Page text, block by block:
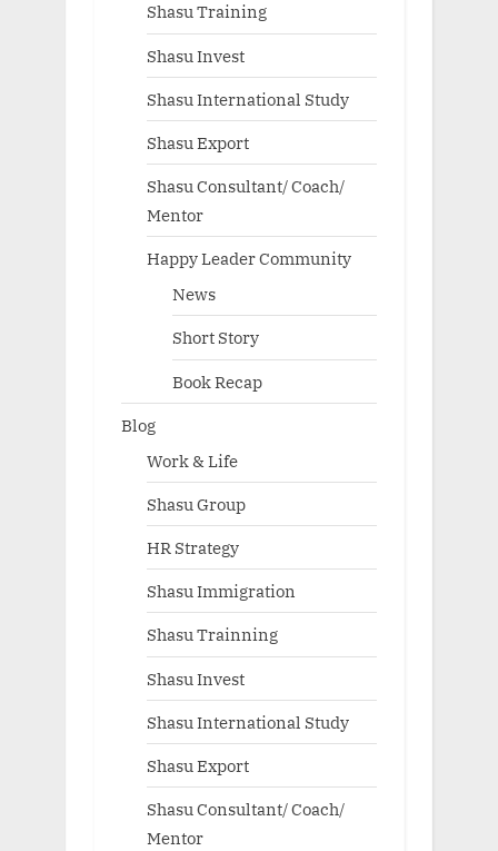
Shasu Training
Shasu Invest
Shasu International Study
Shasu Export
Shasu Consultant/ Coach/
Mentor
Happy Leader Community
News
Short Story
Book Recap
Blog
Work & Life
Shasu Group
HR Strategy
Shasu Immigration
Shasu Trainning
Shasu Invest
Shasu International Study
Shasu Export
Shasu Consultant/ Coach/
Mentor